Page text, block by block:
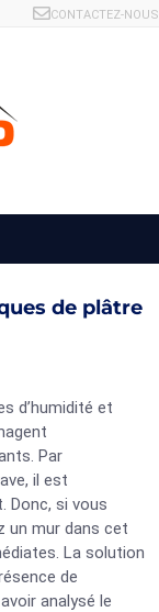
CONTACTEZ-NOUS
de plâtre
d’humidité et
Par
il est
Donc, si vous
un mur dans cet
La solution
de
analysé le